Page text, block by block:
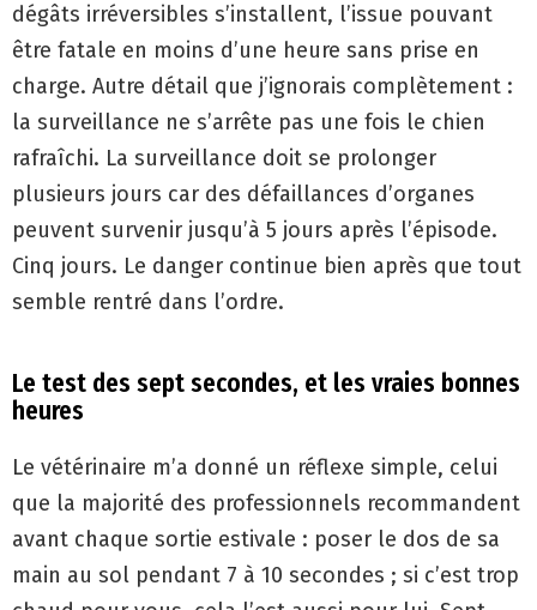
dégâts irréversibles s’installent, l’issue pouvant
être fatale en moins d’une heure sans prise en
charge. Autre détail que j’ignorais complètement :
la surveillance ne s’arrête pas une fois le chien
rafraîchi. La surveillance doit se prolonger
plusieurs jours car des défaillances d’organes
peuvent survenir jusqu’à 5 jours après l’épisode.
Cinq jours. Le danger continue bien après que tout
semble rentré dans l’ordre.
Le test des sept secondes, et les vraies bonnes
heures
Le vétérinaire m’a donné un réflexe simple, celui
que la majorité des professionnels recommandent
avant chaque sortie estivale : poser le dos de sa
main au sol pendant 7 à 10 secondes ; si c’est trop